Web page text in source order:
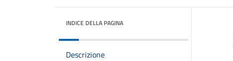
INDICE DELLA PAGINA
Descrizione